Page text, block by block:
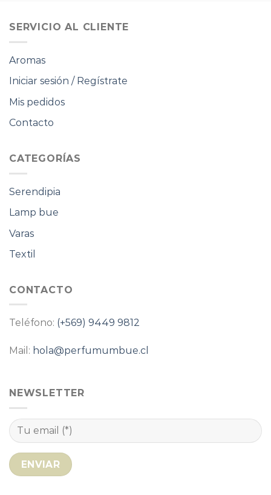
SERVICIO AL CLIENTE
Aromas
Iniciar sesión / Regístrate
Mis pedidos
Contacto
CATEGORÍAS
Serendipia
Lamp bue
Varas
Textil
CONTACTO
Teléfono: (+569) 9449 9812
Mail: hola@perfumumbue.cl
NEWSLETTER